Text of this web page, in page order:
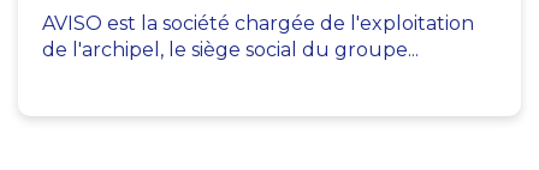
AVISO est la société chargée de l'exploitation
de l'archipel, le siège social du groupe...